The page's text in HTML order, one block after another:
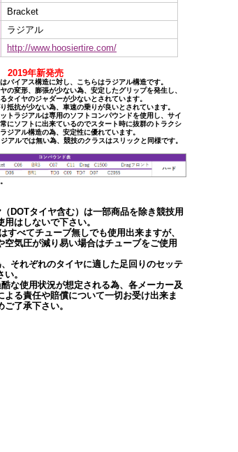
Bracket
ラジアル
http://www.hoosiertire.com/
発売
バイアス構造に対し、こちらはラジアル構造です。
の変形、膨張が少ない為、安定したグリップを発生し、
タイヤのジャダーが少ないとされています。
抵抗が少ない為、車速の乗りが良いとされています。
トラジアルは専用のソフトコンパウンドを使用し、サイ
にソフトに出来ているのでスタート時に抜群のトラクシ
ジアル構造の為、安定性に優れています。
アルでは無い為、競技のクラスはスリックと同様です。
DOTタイヤ含む）は一部商品を除き競技用
はしないで下さい。
すべてチューブ無しでも使用出来ますが、
空気圧が減り易い場合はチューブをご使用
それぞれのタイヤに適した足回りのセッテ
。
な使用状況が想定される為、各メーカー及
よる責任や賠償について一切お受け出来ま
了承下さい。